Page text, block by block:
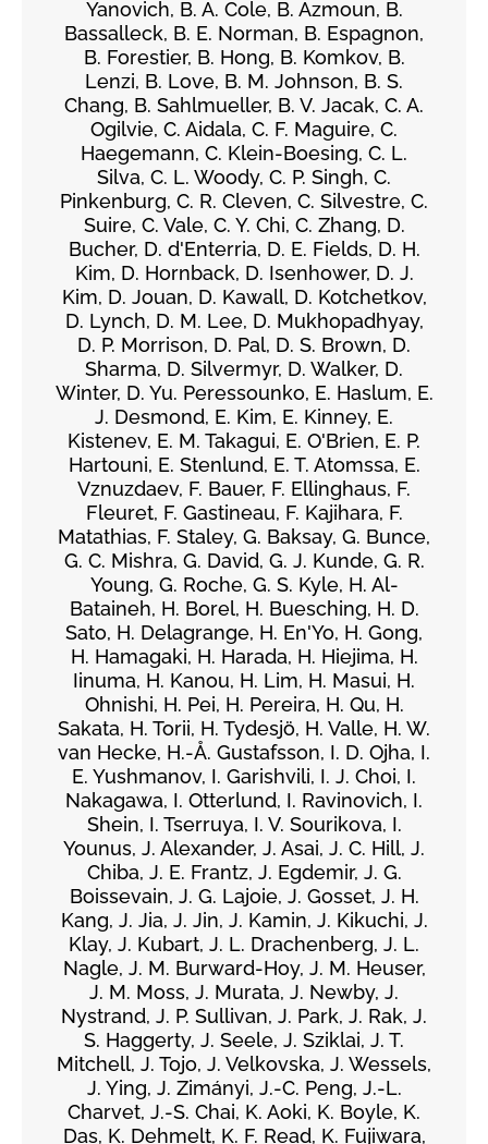
Yanovich, B. A. Cole, B. Azmoun, B.
Bassalleck, B. E. Norman, B. Espagnon,
B. Forestier, B. Hong, B. Komkov, B.
Lenzi, B. Love, B. M. Johnson, B. S.
Chang, B. Sahlmueller, B. V. Jacak, C. A.
Ogilvie, C. Aidala, C. F. Maguire, C.
Haegemann, C. Klein-Boesing, C. L.
Silva, C. L. Woody, C. P. Singh, C.
Pinkenburg, C. R. Cleven, C. Silvestre, C.
Suire, C. Vale, C. Y. Chi, C. Zhang, D.
Bucher, D. d'Enterria, D. E. Fields, D. H.
Kim, D. Hornback, D. Isenhower, D. J.
Kim, D. Jouan, D. Kawall, D. Kotchetkov,
D. Lynch, D. M. Lee, D. Mukhopadhyay,
D. P. Morrison, D. Pal, D. S. Brown, D.
Sharma, D. Silvermyr, D. Walker, D.
Winter, D. Yu. Peressounko, E. Haslum, E.
J. Desmond, E. Kim, E. Kinney, E.
Kistenev, E. M. Takagui, E. O'Brien, E. P.
Hartouni, E. Stenlund, E. T. Atomssa, E.
Vznuzdaev, F. Bauer, F. Ellinghaus, F.
Fleuret, F. Gastineau, F. Kajihara, F.
Matathias, F. Staley, G. Baksay, G. Bunce,
G. C. Mishra, G. David, G. J. Kunde, G. R.
Young, G. Roche, G. S. Kyle, H. Al-
Bataineh, H. Borel, H. Buesching, H. D.
Sato, H. Delagrange, H. En'Yo, H. Gong,
H. Hamagaki, H. Harada, H. Hiejima, H.
Iinuma, H. Kanou, H. Lim, H. Masui, H.
Ohnishi, H. Pei, H. Pereira, H. Qu, H.
Sakata, H. Torii, H. Tydesjö, H. Valle, H. W.
van Hecke, H.-Å. Gustafsson, I. D. Ojha, I.
E. Yushmanov, I. Garishvili, I. J. Choi, I.
Nakagawa, I. Otterlund, I. Ravinovich, I.
Shein, I. Tserruya, I. V. Sourikova, I.
Younus, J. Alexander, J. Asai, J. C. Hill, J.
Chiba, J. E. Frantz, J. Egdemir, J. G.
Boissevain, J. G. Lajoie, J. Gosset, J. H.
Kang, J. Jia, J. Jin, J. Kamin, J. Kikuchi, J.
Klay, J. Kubart, J. L. Drachenberg, J. L.
Nagle, J. M. Burward-Hoy, J. M. Heuser,
J. M. Moss, J. Murata, J. Newby, J.
Nystrand, J. P. Sullivan, J. Park, J. Rak, J.
S. Haggerty, J. Seele, J. Sziklai, J. T.
Mitchell, J. Tojo, J. Velkovska, J. Wessels,
J. Ying, J. Zimányi, J.-C. Peng, J.-L.
Charvet, J.-S. Chai, K. Aoki, K. Boyle, K.
Das, K. Dehmelt, K. F. Read, K. Fujiwara,